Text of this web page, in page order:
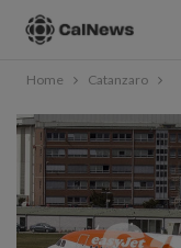
Home Catanzaro